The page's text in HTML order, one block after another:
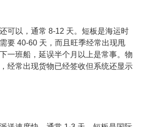
可以，通常 8-12 天。短板是海运时
要 40-60 天，而且旺季经常出现甩
一班船，延误半个月以上是常事。物
经常出现货物已经签收但系统还显示